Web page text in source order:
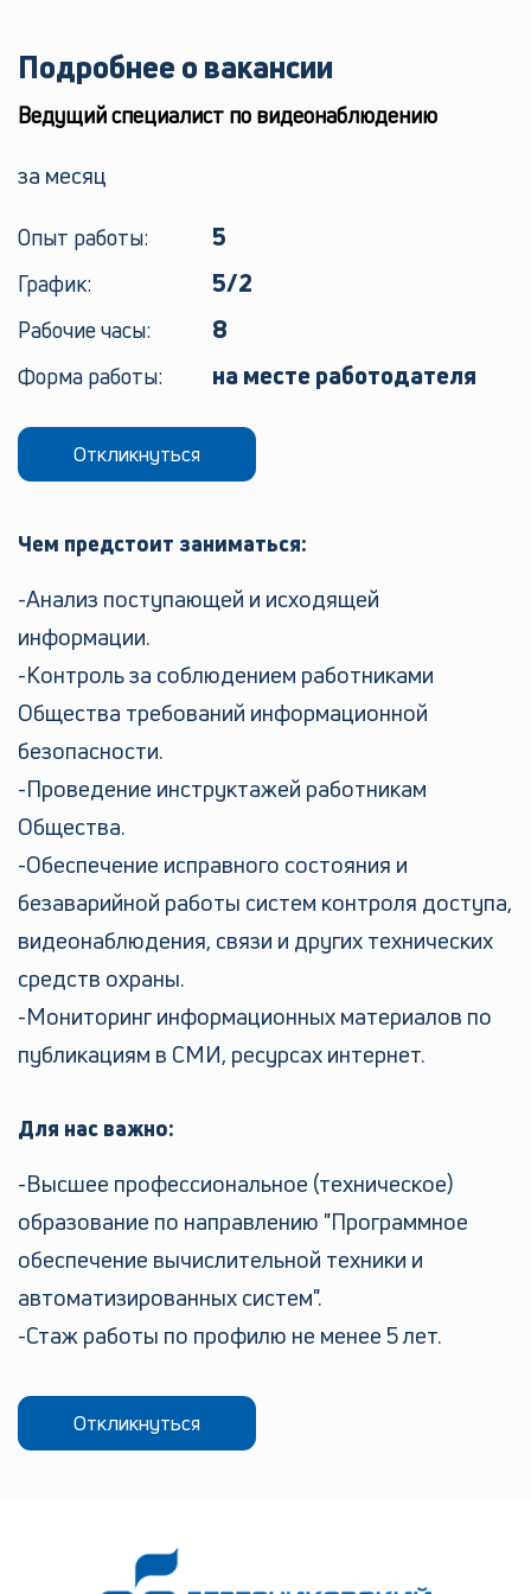
Подробнее о вакансии
Ведущий специалист по видеонаблюдению
за месяц
Опыт работы: 5
График: 5/2
Рабочие часы: 8
Форма работы: на месте работодателя
Откликнуться
Чем предстоит заниматься:
Анализ поступающей и исходящей
информации.
Контроль за соблюдением работниками
Общества требований информационной
безопасности.
Проведение инструктажей работникам
Общества.
Обеспечение исправного состояния и
безаварийной работы систем контроля доступа,
видеонаблюдения, связи и других технических
средств охраны.
Мониторинг информационных материалов по
публикациям в СМИ, ресурсах интернет.
Для нас важно:
Высшее профессиональное (техническое)
образование по направлению "Программное
обеспечение вычислительной техники и
автоматизированных систем".
Стаж работы по профилю не менее 5 лет.
Откликнуться